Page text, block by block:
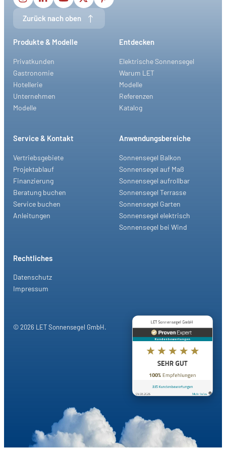
Zurück nach oben
Produkte & Modelle
Privatkunden
Gastronomie
Hotellerie
Unternehmen
Modelle
Entdecken
Elektrische Sonnensegel
Warum LET
Modelle
Referenzen
Katalog
Service & Kontakt
Vertriebsgebiete
Projektablauf
Finanzierung
Beratung buchen
Service buchen
Anleitungen
Anwendungsbereiche
Sonnensegel Balkon
Sonnensegel auf Maß
Sonnensegel aufrollbar
Sonnensegel Terrasse
Sonnensegel Garten
Sonnensegel elektrisch
Sonnensegel bei Wind
Rechtliches
Datenschutz
Impressum
© 2026 LET Sonnensegel GmbH.